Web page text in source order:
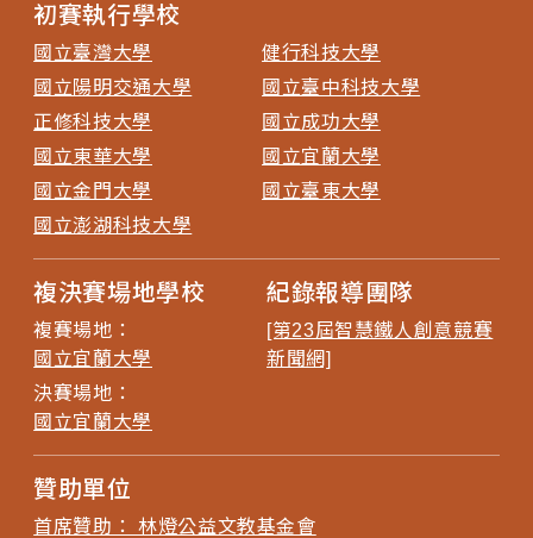
初賽執行學校
國立臺灣大學
國立陽明交通大學
正修科技大學
國立東華大學
國立金門大學
國立澎湖科技大學
健行科技大學
國立臺中科技大學
國立成功大學
國立宜蘭大學
國立臺東大學
複決賽場地學校
複賽場地：
國立宜蘭大學
決賽場地：
國立宜蘭大學
紀錄報導團隊
[第23屆智慧鐵人創意競賽
新聞網]
贊助單位
首席贊助： 林燈公益文教基金會